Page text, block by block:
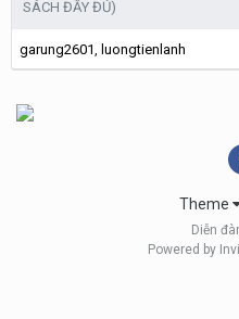
SÁCH ĐẦY ĐỦ)
garung2601 luongtienlanh
Theme
Diễn
Powered by